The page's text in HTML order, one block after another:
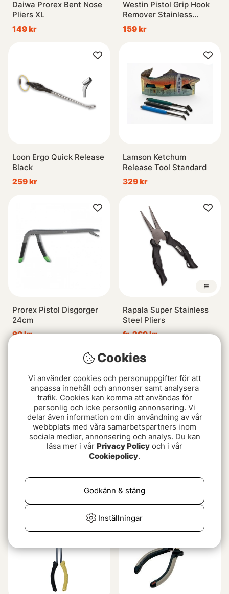
Daiwa Prorex Bent Nose
Pliers XL
149 kr
Westin Pistol Grip Hook
Remover Stainless
12'/30cm
159 kr
Loon Ergo Quick Release
Black
259 kr
Lamson Ketchum
Release Tool Standard
329 kr
Prorex Pistol Disgorger
24cm
99 kr
Rapala Super Stainless
Steel Pliers
fr. 269 kr
Spro Extra Lång Nos
269 kr
Cookies
Vi använder cookies och personuppgifter för att
anpassa innehåll och annonser samt analysera
trafik. Cookies kan komma att användas för
personlig och icke personlig annonsering. Vi
delar även information om din användning av vår
webbplats med våra samarbetspartners inom
sociala medier, annonsering och analys. Du kan
läsa mer i vår Privacy Policy och i vår
Cookiepolicy.
Inställningar
Godkänn & stäng